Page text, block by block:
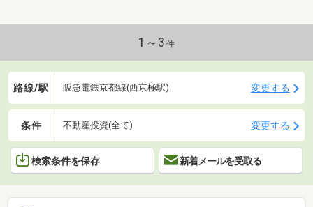
1～3 件
路線/駅 阪急電鉄京都線(西京極駅) 変更する
条件 不動産投資(全て) 変更する
検索条件を保存 新着メールを受取る